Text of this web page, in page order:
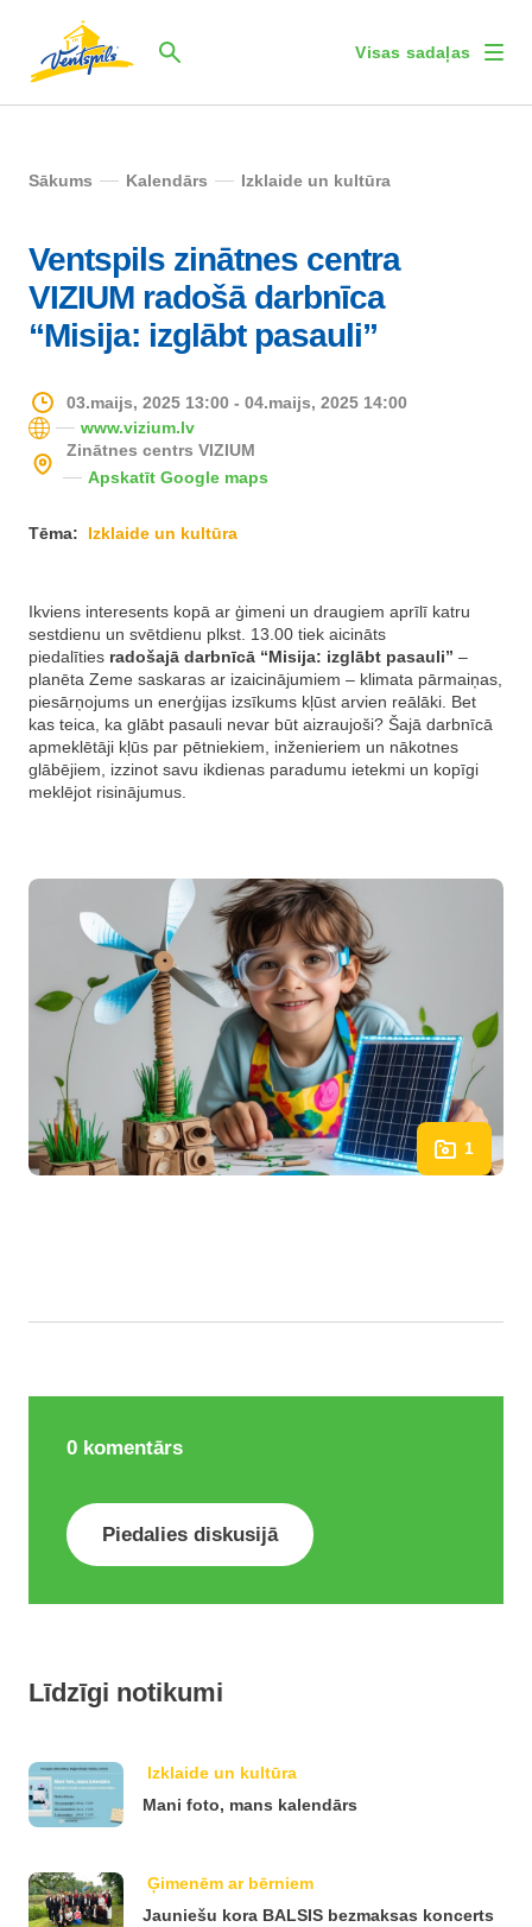
Visas sadaļas
Sākums Kalendārs Izklaide un kultūra
Ventspils zinātnes centra
VIZIUM radošā darbnīca
“Misija: izglābt pasauli”
03.maijs, 2025 13:00 - 04.maijs, 2025 14:00
www.vizium.lv
Zinātnes centrs VIZIUM
Apskatīt Google maps
Tēma: Izklaide un kultūra
Ikviens interesents kopā ar ģimeni un draugiem aprīlī katru
sestdienu un svētdienu plkst. 13.00 tiek aicināts
piedalīties radošajā darbnīcā “Misija: izglābt pasauli” –
planēta Zeme saskaras ar izaicinājumiem – klimata pārmaiņas,
piesārņojums un enerģijas izsīkums kļūst arvien reālāki. Bet
kas teica, ka glābt pasauli nevar būt aizraujoši? Šajā darbnīcā
apmeklētāji kļūs par pētniekiem, inženieriem un nākotnes
glābējiem, izzinot savu ikdienas paradumu ietekmi un kopīgi
meklējot risinājumus.
1
0 komentārs
Piedalies diskusijā
Līdzīgi notikumi
Izklaide un kultūra
Mani foto, mans kalendārs
Ģimenēm ar bērniem
Jauniešu kora BALSIS bezmaksas koncerts